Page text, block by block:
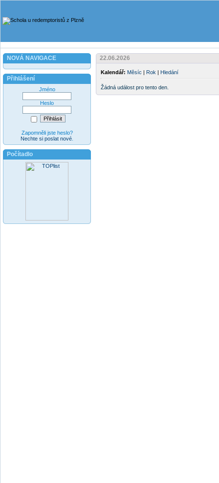
NOVÁ NAVIGACE
Přihlášení
Jméno
Heslo
Zapomněli jste heslo?
Nechte si poslat nové
Počítadlo
22.06.2026
Kalendář: Měsíc | Rok | Hledání
Žádná událost pro tento den.